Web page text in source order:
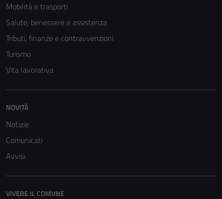
Mobilità e trasporti
Salute, benessere e assistenza
Tributi, finanze e contravvenzioni
Turismo
Vita lavorativa
NOVITÀ
Notizie
Comunicati
Avvisi
VIVERE IL COMUNE